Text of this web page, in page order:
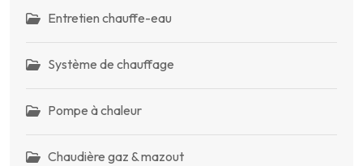
Entretien chauffe-eau
Système de chauffage
Pompe à chaleur
Chaudière gaz & mazout